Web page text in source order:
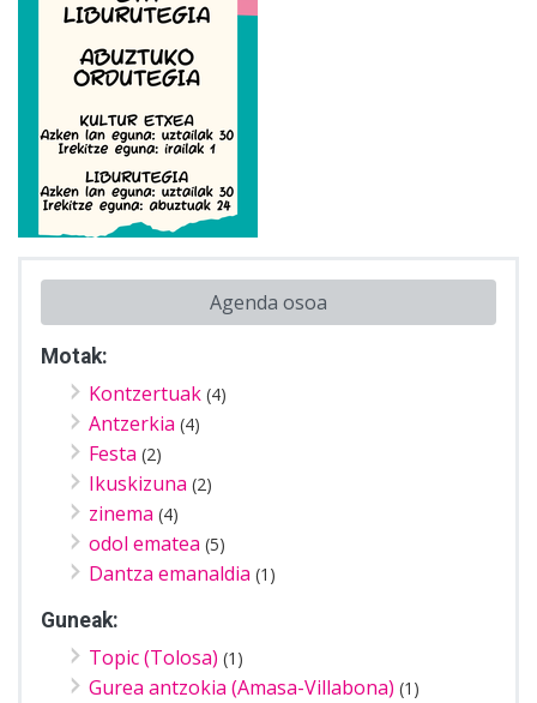
Agenda osoa
Motak:
Kontzertuak (4)
Antzerkia (4)
Festa (2)
Ikuskizuna (2)
zinema (4)
odol ematea (5)
Dantza emanaldia (1)
Guneak:
Topic (Tolosa) (1)
Gurea antzokia (Amasa-Villabona) (1)